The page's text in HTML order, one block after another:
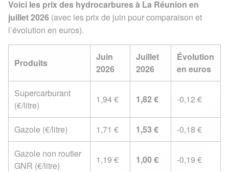
Voici les prix des hydrocarbures à La Réunion en
juillet 2026 (avec les prix de juin pour comparaison et
l’évolution en euros).
Produits
Juin
2026
Juillet
2026
Évolution
en euros
Supercarburant
(€/litre)
1,94 € 1,82 € -0,12 €
Gazole (€/litre) 1,71 € 1,53 € -0,18 €
Gazole non routier
GNR (€/litre)
1,19 € 1,00 € -0,19 €